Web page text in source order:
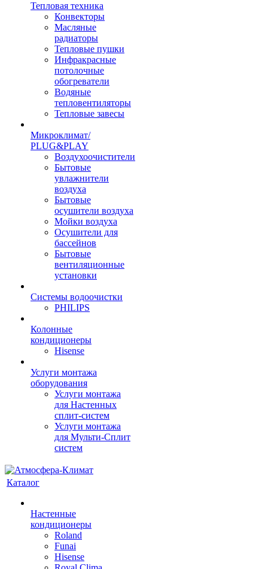
Тепловая техника
Конвекторы
Масляные
радиаторы
Тепловые пушки
Инфракрасные
потолочные
обогреватели
Водяные
тепловентиляторы
Тепловые завесы
Микроклимат/
PLUG&PLAY
Воздухоочистители
Бытовые
увлажнители
воздуха
Бытовые
осушители воздуха
Мойки воздуха
Осушители для
бассейнов
Бытовые
вентиляционные
установки
Системы водоочистки
PHILIPS
Колонные
кондиционеры
Hisense
Услуги монтажа
оборудования
Услуги монтажа
для Настенных
сплит-систем
Услуги монтажа
для Мульти-Сплит
систем
Каталог
Настенные
кондиционеры
Roland
Funai
Hisense